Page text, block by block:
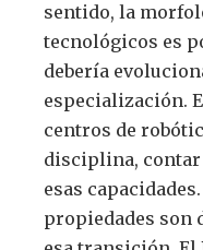
sentido, la
tecnológicos es
debería
especialización.
centros de
disciplina, contar
esas
propiedades son